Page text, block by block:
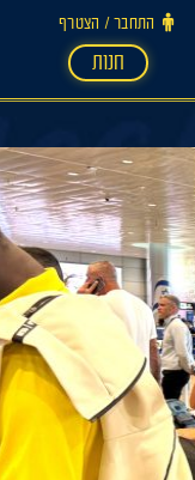
התחבר ‪/‬ הצטרף
חנות